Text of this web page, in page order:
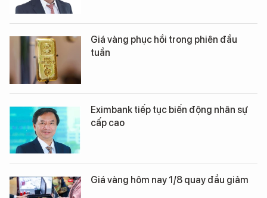
Giá vàng phục hồi trong phiên đầu
tuần
Eximbank tiếp tục biến động nhân sự
cấp cao
Giá vàng hôm nay 1/8 quay đầu giảm